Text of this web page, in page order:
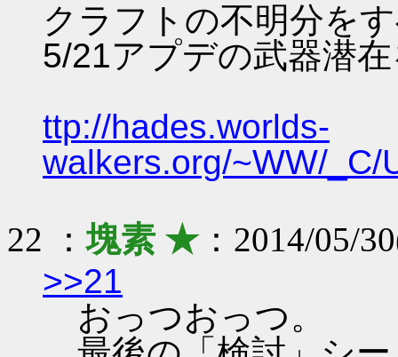
クラフトの不明分を
5/21アプデの武器潜
ttp://hades.worlds-
walkers.org/~WW/_C/
22 ：塊素 ★：2014/05/
>>21
おっつおっつ。